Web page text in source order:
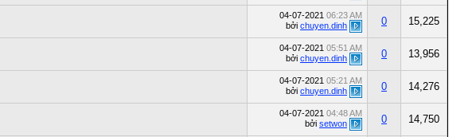
04-07-2021 06:23 AM
bởi chuyen.dinh 0 15,225
04-07-2021 05:51 AM
bởi chuyen.dinh 0 13,956
04-07-2021 05:21 AM
bởi chuyen.dinh 0 14,276
04-07-2021 04:48 AM
bởi setwon 0 14,750